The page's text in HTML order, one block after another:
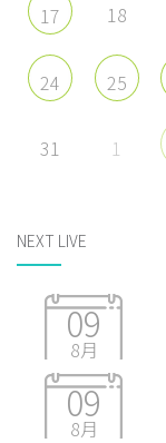
17 18
24 25
31 1
NEXT LIVE
09
8月
09
8月